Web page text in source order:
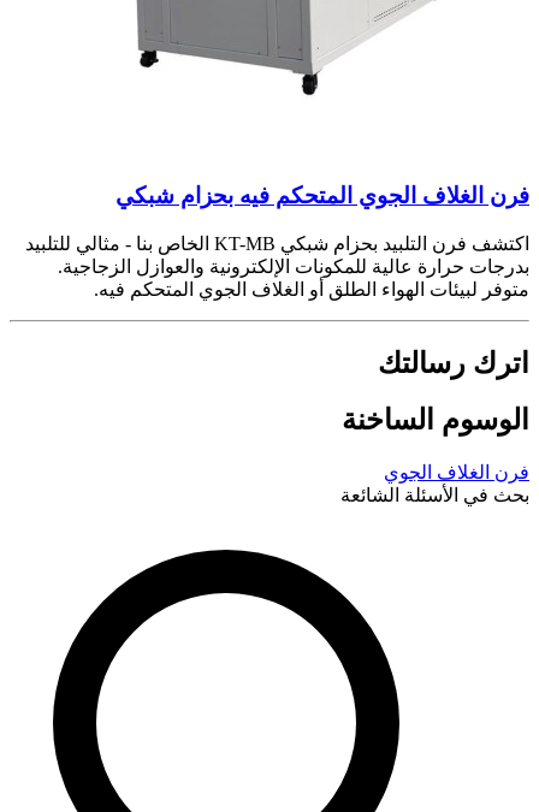
فرن الغلاف الجوي المتحكم فيه بحزام شبكي
اكتشف فرن التلبيد بحزام شبكي KT-MB الخاص بنا - مثالي للتلبيد
بدرجات حرارة عالية للمكونات الإلكترونية والعوازل الزجاجية.
متوفر لبيئات الهواء الطلق أو الغلاف الجوي المتحكم فيه.
اترك رسالتك
الوسوم الساخنة
فرن الغلاف الجوي
بحث في الأسئلة الشائعة